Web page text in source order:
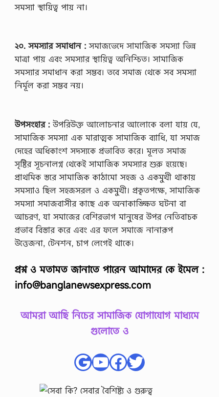
সমস্যা স্থায়িত্ব পায় না।
২০. সমস্যার সমাধান : সমাজভেদে সামাজিক সমস্যা ভিন্ন
মাত্রা পায় এবং সমস্যার স্থায়িত্ব অনিশ্চিত। সামাজিক
সমস্যার সমাধান করা সম্ভব। তবে সমাজ থেকে সব সমস্যা
নির্মূল করা সম্ভব নয়।
উপসংহার : উপরিউক্ত আলোচনার আলোকে বলা যায় যে,
সামাজিক সমস্যা এক মারাত্মক সামাজিক ব্যাধি, যা সমাজ
দেহের অধিকাংশ সদস্যকে প্রভাবিত করে। মূলত সমাজ
সৃষ্টির সূচনালগ্ন থেকেই সামাজিক সমস্যার শুরু হয়েছে।
প্রাথমিক স্তরে সামাজিক কাঠামো সহজ ও একমুখী থাকায়
সমস্যাও ছিল সহজসরল ও একমুখী। প্রকৃতপক্ষে, সামাজিক
সমস্যা সমাজবাসীর কাছে এক অনাকাঙ্ক্ষিত ঘটনা বা
আচরণ, যা সমাজের বেশিরভাগ মানুষের উপর নেতিবাচক
প্রভাব বিস্তার করে এবং এর ফলে সমাজে নানারূপ
উত্তেজনা, টেনশন, চাপ লেগেই থাকে।
প্রশ্ন ও মতামত জানাতে পারেন আমাদের কে ইমেল :
info@banglanewsexpress.com
আমরা আছি নিচের সামাজিক যোগাযোগ মাধ্যমে
গুলোতে ও
Google
YouTube
Facebook
Twitter